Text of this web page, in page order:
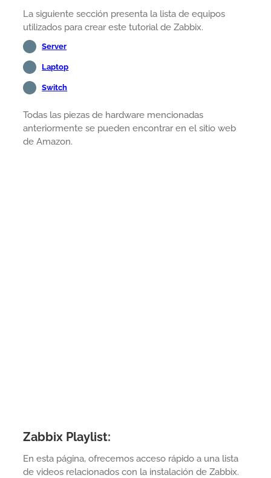
La siguiente sección presenta la lista de equipos
utilizados para crear este tutorial de Zabbix.
Server
Laptop
Switch
Todas las piezas de hardware mencionadas
anteriormente se pueden encontrar en el sitio web
de Amazon.
Zabbix Playlist:
En esta página, ofrecemos acceso rápido a una lista
de videos relacionados con la instalación de Zabbix.